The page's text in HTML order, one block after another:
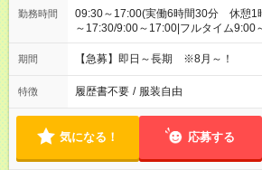
勤務時間
09:30～17:00(実働6時間30分 休憩
～17:30/9:00～17:00|フルタイム9:00
期間 【急募】即日～長期 ※8月～！
特徴 履歴書不要 / 服装自由
気になる！ 応募する